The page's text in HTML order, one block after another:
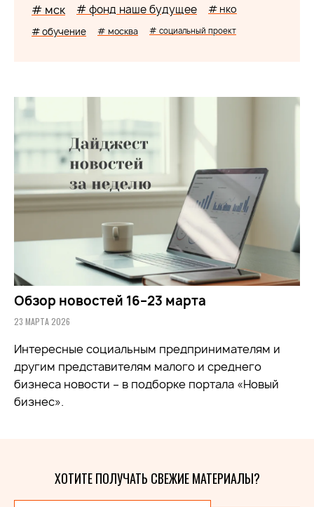
# мск # фонд наше будущее # нко
# обучение # москва # социальный проект
Обзор новостей 16–23 марта
23 МАРТА 2026
Интересные социальным предпринимателям и
другим представителям малого и среднего
бизнеса новости – в подборке портала «Новый
бизнес».
ХОТИТЕ ПОЛУЧАТЬ СВЕЖИЕ МАТЕРИАЛЫ?